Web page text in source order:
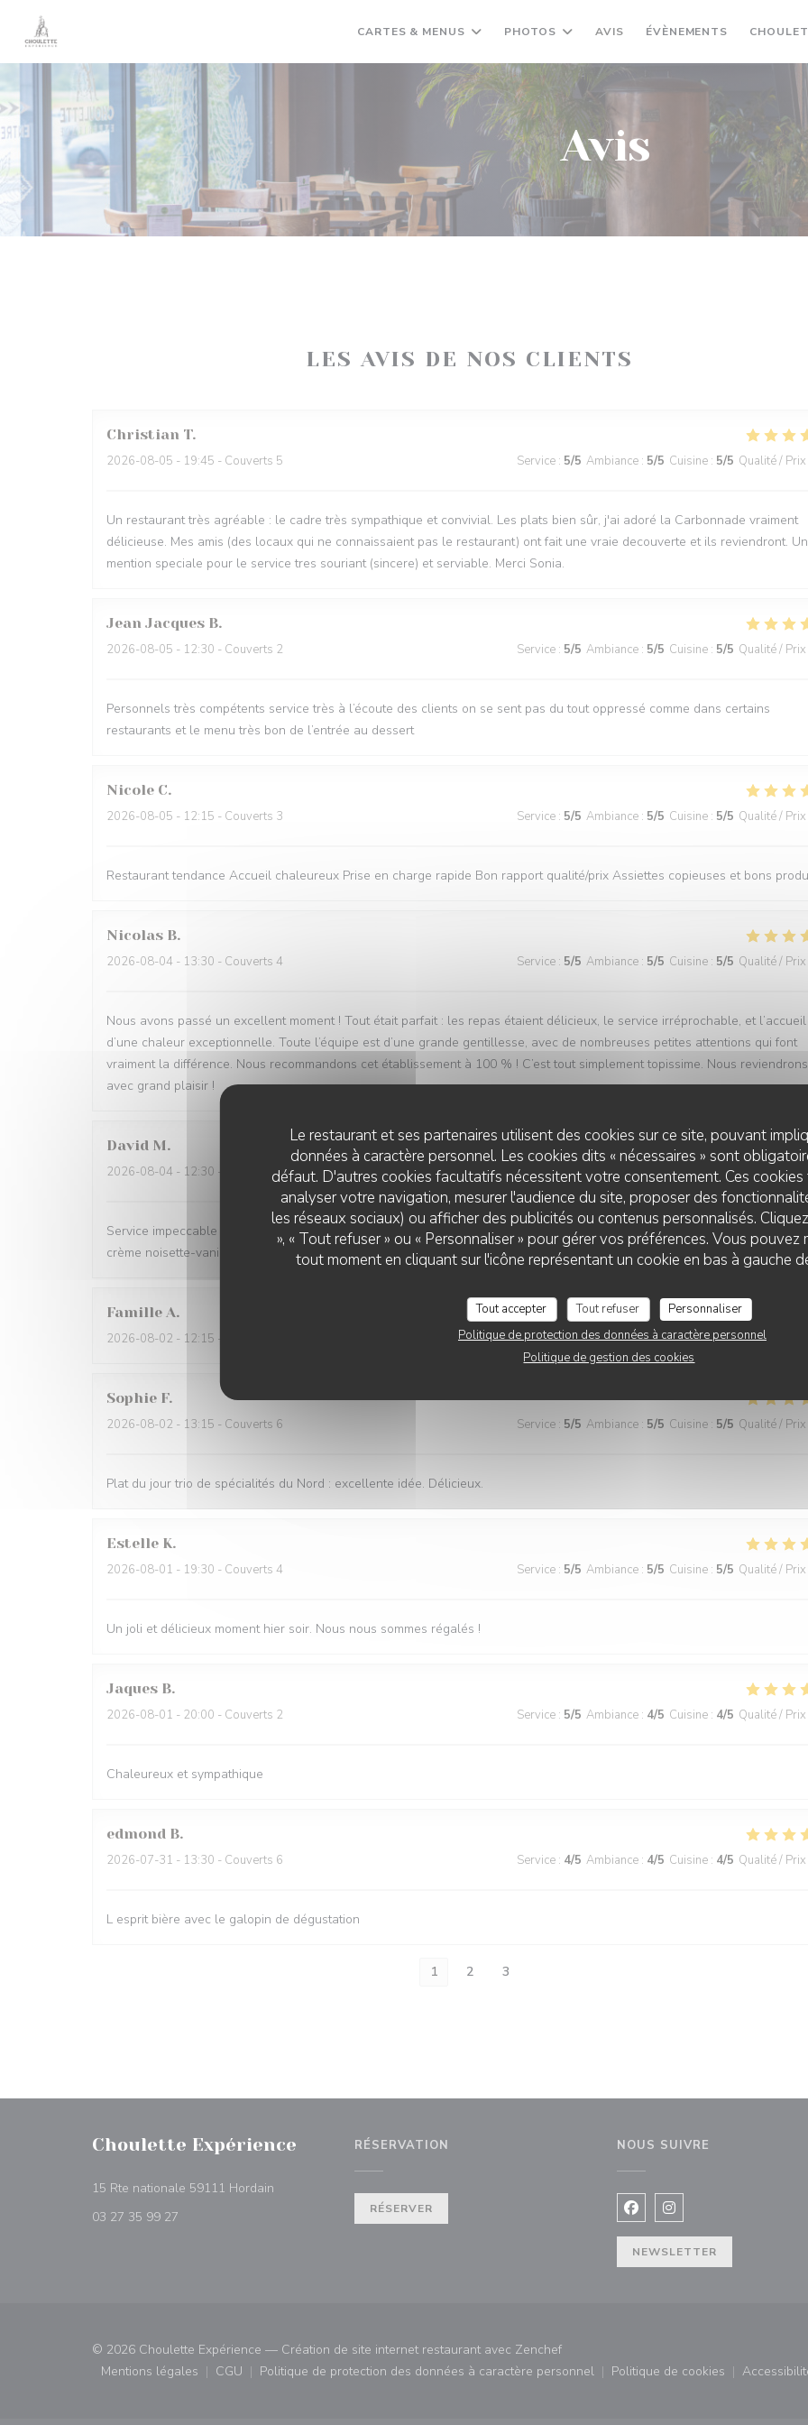
Personnalisation de vos choix en matière de cookies
Le restaurant et ses partenaires utilisent des cookies sur ce site, pouvant
données à caractère personnel. Les cookies dits « nécessaires » sont
défaut. D'autres cookies facultatifs nécessitent votre consentement. Ces
analyser votre navigation, mesurer l'audience du site, proposer des
les réseaux sociaux) ou afficher des publicités ou contenus personnalisés.
», « Tout refuser » ou « Personnaliser » pour gérer vos préférences. Vous
tout moment en cliquant sur l'icône représentant un cookie en bas à gauche
Tout accepter Tout refuser
Personnaliser
Politique de protection des données à caractère personnel
Politique de gestion des cookies
CARTES & MENUS PHOTOS AVIS ÉVÈNEMENTS
Avis
LES AVIS DE NOS CLIENTS
Christian T
2026-08-05 - 19:45 - Couverts 5 Service : 5/5 Ambiance : 5/5 Cuisine : 5/5 Qualité / Prix
Un restaurant très agréable : le cadre très sympathique et convivial. Les plats bien sûr, j'ai adoré la Carbonnade vraiment
délicieuse. Mes amis (des locaux qui ne connaissaient pas le restaurant) ont fait une vraie decouverte et ils reviendront.
mention speciale pour le service tres souriant (sincere) et serviable. Merci Sonia.
Jean Jacques B
2026-08-05 - 12:30 - Couverts 2 Service : 5/5 Ambiance : 5/5 Cuisine : 5/5 Qualité / Prix
Personnels très compétents service très à l’écoute des clients on se sent pas du tout oppressé comme dans certains
restaurants et le menu très bon de l’entrée au dessert
Nicole C
2026-08-05 - 12:15 - Couverts 3 Service : 5/5 Ambiance : 5/5 Cuisine : 5/5 Qualité / Prix
Restaurant tendance Accueil chaleureux Prise en charge rapide Bon rapport qualité/prix Assiettes copieuses et bons
Nicolas B
2026-08-04 - 13:30 - Couverts 4 Service : 5/5 Ambiance : 5/5 Cuisine : 5/5 Qualité / Prix
Nous avons passé un excellent moment ! Tout était parfait : les repas étaient délicieux, le service irréprochable, et l’accueil
d’une chaleur exceptionnelle. Toute l’équipe est d’une grande gentillesse, avec de nombreuses petites attentions qui font
vraiment la différence. Nous recommandons cet établissement à 100 % ! C’est tout simplement topissime. Nous reviendrons
avec grand plaisir !
David M
2026-08-04 - 12:30 - Couverts 5 Service: 5/5 Ambiance:5/5 Cuisine: 5 /5 Qualité / Prix
Service impeccable et convivial. Nourriture excellente et très copieuse. Je recommande particulièrement le mille feuille à la
crème noisette-vanille. Un délice 😋
Famille A
2026-08-02 - 12:15 - Couverts 5 Service:5/5 Ambiance:5/5 Cuisine: 5/5 Qualité / Prix
Sophie F
2026-08-02 - 13:15 - Couverts 6 Service : 5/5 Ambiance : 5/5 Cuisine : 5/5 Qualité / Prix
Plat du jour trio de spécialités du Nord : excellente idée. Délicieux.
Estelle K
2026-08-01 - 19:30 - Couverts 4 Service : 5/5 Ambiance : 5/5 Cuisine : 5/5 Qualité / Prix
Un joli et délicieux moment hier soir. Nous nous sommes régalés !
Jaques B
2026-08-01 - 20:00 - Couverts 2 Service : 5/5 Ambiance : 4/5 Cuisine : 4/5 Qualité / Prix
Chaleureux et sympathique
edmond B
2026-07-31 - 13:30 - Couverts 6 Service : 4/5 Ambiance : 4/5 Cuisine : 4/5 Qualité / Prix
L esprit bière avec le galopin de dégustation
1 2 3
Choulette Expérience
15 Rte nationale 59111 Hordain
03 27 35 99 27
RÉSERVATION
RÉSERVER
NOUS SUIVRE
Facebook ((ouvre une
Instagram ((ouvre une
NEWSLETTER
© 2026 Choulette Expérience — Création de site internet restaurant avec Zenchef((ouvre une nouvelle fenêtre))
Mentions légales
((ouvre une nouvelle fenêtre))
CGU
((ouvre une nouvelle fenêtre))
Politique de protection des données à caractère personnel
((ouvre une nouvelle fenêtre))
Politique de cookies
((ouvre une nouvelle